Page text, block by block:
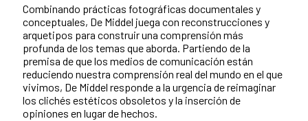
Combinando prácticas fotográficas documentales y
conceptuales, De Middel juega con reconstrucciones y
arquetipos para construir una comprensión más
profunda de los temas que aborda. Partiendo de la
premisa de que los medios de comunicación están
reduciendo nuestra comprensión real del mundo en el que
vivimos, De Middel responde a la urgencia de reimaginar
los clichés estéticos obsoletos y la inserción de
opiniones en lugar de hechos.